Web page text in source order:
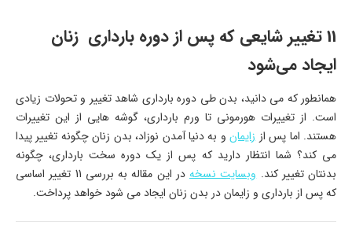
11 تغییر شایعی که پس از دوره بارداری زنان
ایجاد می‌شود
همانطور که می دانید، بدن طی دوره بارداری شاهد تغییر و تحولات زیادی
است. از تغییرات هورمونی تا ورم بارداری، گوشه هایی از این تغییرات
هستند. اما پس اززایمانو به دنیا آمدن نوزاد، بدن زنان چگونه تغییر پیدا
می کند؟ شما انتظار دارید که پس از یک دوره سخت بارداری، چگونه
بدنتان تغییر کند.وبسایت نسخه
در این مقاله به بررسی 11 تغییر اساسی
که پس از بارداری و زایمان در بدن زنان ایجاد می شود خواهد پرداخت.